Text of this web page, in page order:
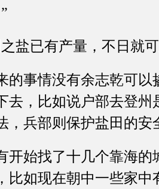
已有产量，不日就
事情没有余志乾可以
去，比如说户部去登
，兵部则保护盐田的安
始找了十几个靠海的
比如现在朝中一些家中